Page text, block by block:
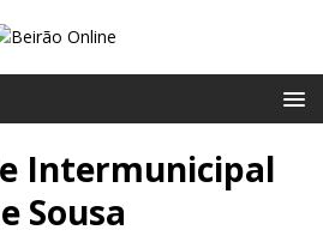
Intermunicipal
Sousa